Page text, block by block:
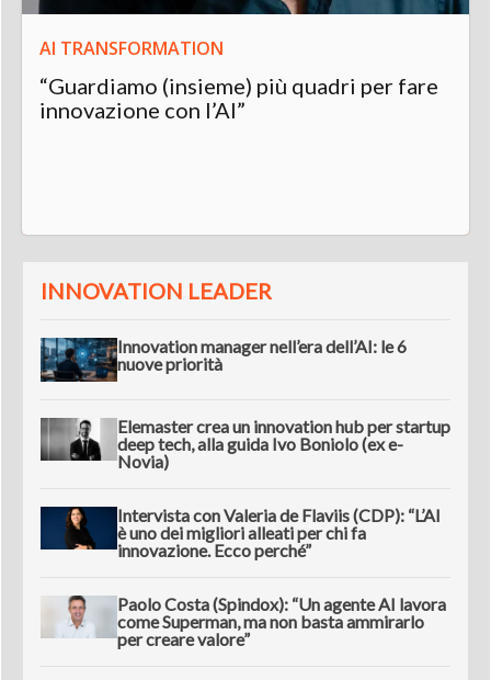
AI TRANSFORMATION
“Guardiamo (insieme) più quadri per fare
innovazione con l’AI”
INNOVATION LEADER
Innovation manager nell’era dell’AI: le 6
nuove priorità
Elemaster crea un innovation hub per startup
deep tech, alla guida Ivo Boniolo (ex e-
Novia)
Intervista con Valeria de Flaviis (CDP): “L’AI
è uno dei migliori alleati per chi fa
innovazione. Ecco perché”
Paolo Costa (Spindox): “Un agente AI lavora
come Superman, ma non basta ammirarlo
per creare valore”